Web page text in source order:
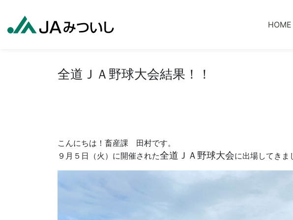
HOME
全道ＪＡ野球大会結果！！
こんにちは！畜産課 田村です。
９月５日（火）に開催された全道ＪＡ野球大会に出場してきま